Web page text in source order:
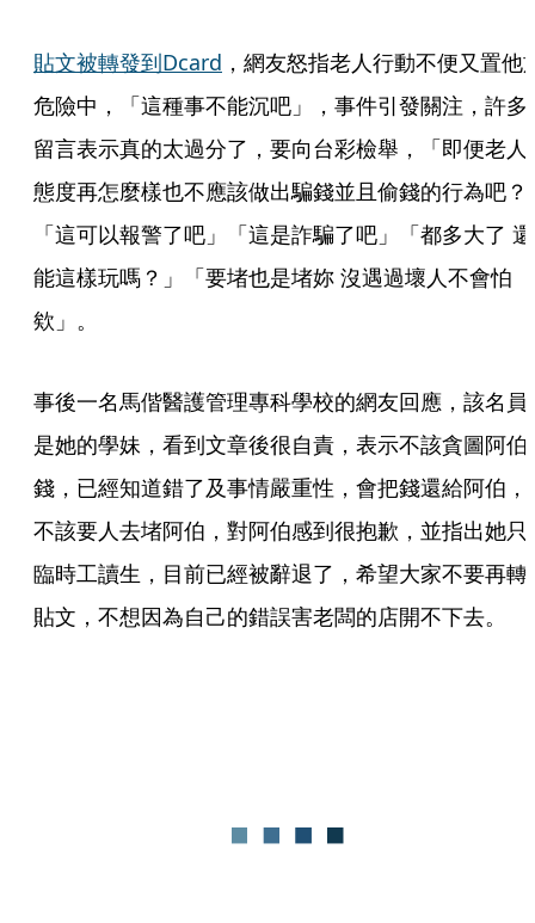
貼文被轉發到Dcard ，網友怒指老人行動不便又置他
危險中，「這種事不能沉吧」，事件引發關注，許多
留言表示真的太過分了，要向台彩檢舉，「即便老人
態度再怎麼樣也不應該做出騙錢並且偷錢的行為吧？
「這可以報警了吧」「這是詐騙了吧」「都多大了 還
能這樣玩嗎？」「要堵也是堵妳 沒遇過壞人不會怕
欸」。
事後一名馬偕醫護管理專科學校的網友回應，該名員
是她的學妹，看到文章後很自責，表示不該貪圖阿伯
錢，已經知道錯了及事情嚴重性，會把錢還給阿伯，
不該要人去堵阿伯，對阿伯感到很抱歉，並指出她只
臨時工讀生，目前已經被辭退了，希望大家不要再轉
貼文，不想因為自己的錯誤害老闆的店開不下去。